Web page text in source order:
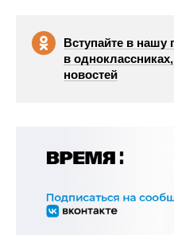
Вступайте в нашу
в
новостей